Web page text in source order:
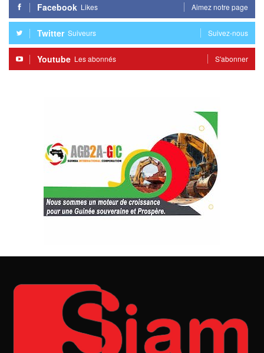
Facebook Likes Aimez notre page
Twitter Suiveurs Suivez-nous
Youtube Les abonnés S'abonner